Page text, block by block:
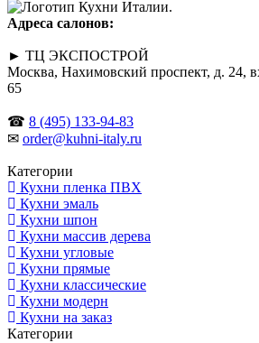
Адреса салонов:
► ТЦ ЭКСПОСТРОЙ
Москва, Нахимовский проспект, д. 24,
65
☎ 8 (495) 133-94-83
✉ order@kuhni-italy.ru
Категории
Кухни пленка ПВХ
Кухни эмаль
Кухни шпон
Кухни массив дерева
Кухни угловые
Кухни прямые
Кухни классические
Кухни модерн
Кухни на заказ
Категории